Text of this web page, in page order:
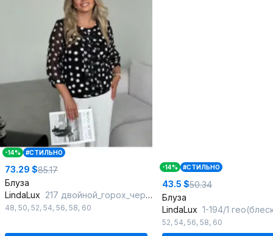
-14% #СТИЛЬНО
73.29 $85.17
Блуза
LindaLux 217 двойной_горох_черный
48, 50, 52, 54, 56, 58, 60
-14% #СТИЛЬНО
43.5 $50.34
Блуза
LindaLux 1-194/1
52, 54, 56, 58, 60